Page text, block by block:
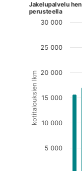
Kuvaaja on
kotitalouksien lkm
Jakelupalvelu
perusteella
5 000
10 000
15 000
20 000
25 000
30 000